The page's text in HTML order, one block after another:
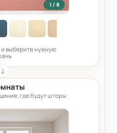
1 / 8
выберите нужную
где будут шторы